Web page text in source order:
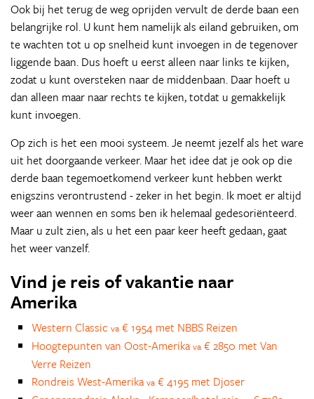
Ook bij het terug de weg oprijden vervult de derde baan een
belangrijke rol. U kunt hem namelijk als eiland gebruiken, om
te wachten tot u op snelheid kunt invoegen in de tegenover
liggende baan. Dus hoeft u eerst alleen naar links te kijken,
zodat u kunt oversteken naar de middenbaan. Daar hoeft u
dan alleen maar naar rechts te kijken, totdat u gemakkelijk
kunt invoegen.
Op zich is het een mooi systeem. Je neemt jezelf als het ware
uit het doorgaande verkeer. Maar het idee dat je ook op die
derde baan tegemoetkomend verkeer kunt hebben werkt
enigszins verontrustend - zeker in het begin. Ik moet er altijd
weer aan wennen en soms ben ik helemaal gedesoriënteerd.
Maar u zult zien, als u het een paar keer heeft gedaan, gaat
het weer vanzelf.
Vind je reis of vakantie naar
Amerika
Western Classic va € 1954 met NBBS Reizen
Hoogtepunten van Oost-Amerika va € 2850 met Van
Verre Reizen
Rondreis West-Amerika va € 4195 met Djoser